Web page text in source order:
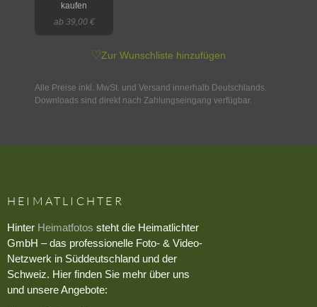
kaufen
ab 39,00 €
♡Zur Wunschliste hinzufügen
Alle Preise inkl. MwSt. und Versand innerhalb Deutschlands.
Downloads sind direkt nach Zahlungseingang verfügbar.
HEIMATLICHTER
Hinter Heimatfotos steht die Heimatlichter
GmbH – das professionelle Foto- & Video-
Netzwerk in Süddeutschland und der
Schweiz. Hier finden Sie mehr über uns
und unsere Angebote: